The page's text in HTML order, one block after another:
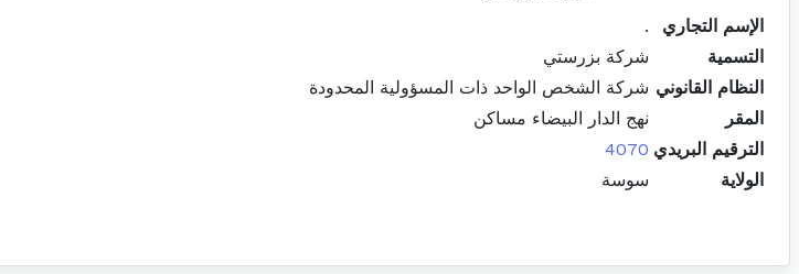
الإسم التجاري
.
التسمية
شركة بزرستي
النظام القانوني شركة الشخص الواحد ذات المسؤولية المحدودة
المقر
نهج الدار البيضاء مساكن
الترقيم البريدي 4070
الولاية
سوسة